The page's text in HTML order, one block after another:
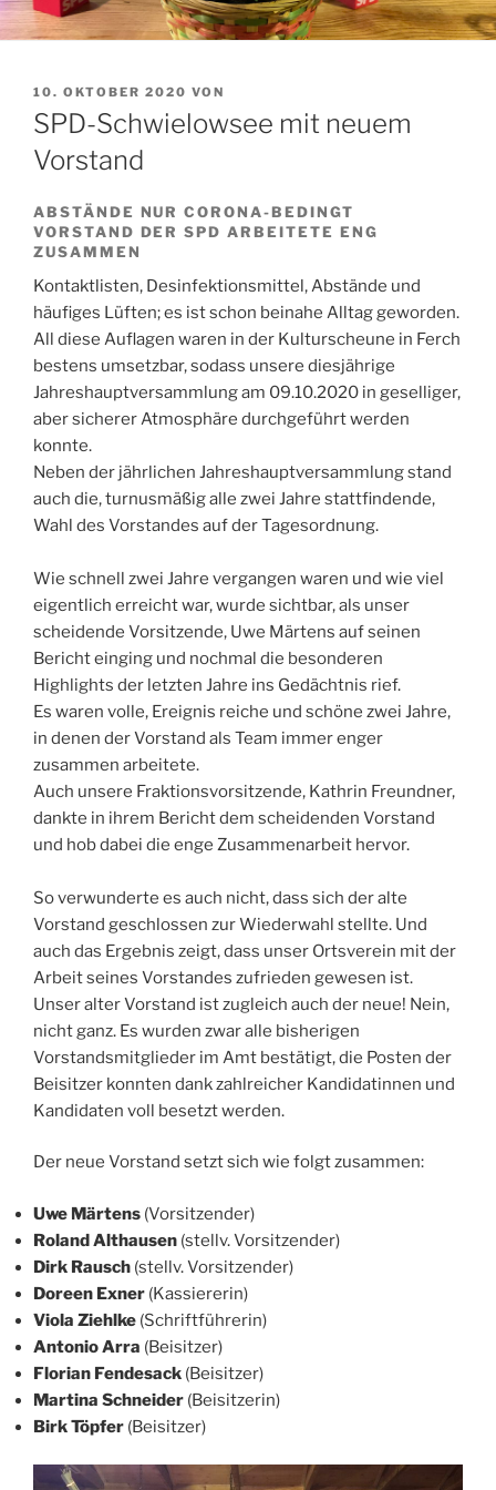
VERÖFFENTLICHT
AM
10. OKTOBER 2020 VON
SPD-Schwielowsee mit neuem
Vorstand
ABSTÄNDE NUR CORONA-BEDINGT
VORSTAND DER SPD ARBEITETE ENG
ZUSAMMEN
Kontaktlisten, Desinfektionsmittel, Abstände und
häufiges Lüften; es ist schon beinahe Alltag geworden.
All diese Auflagen waren in der Kulturscheune in Ferch
bestens umsetzbar, sodass unsere diesjährige
Jahreshauptversammlung am 09.10.2020 in geselliger,
aber sicherer Atmosphäre durchgeführt werden
konnte.
Neben der jährlichen Jahreshauptversammlung stand
auch die, turnusmäßig alle zwei Jahre stattfindende,
Wahl des Vorstandes auf der Tagesordnung.
Wie schnell zwei Jahre vergangen waren und wie viel
eigentlich erreicht war, wurde sichtbar, als unser
scheidende Vorsitzende, Uwe Märtens auf seinen
Bericht einging und nochmal die besonderen
Highlights der letzten Jahre ins Gedächtnis rief.
Es waren volle, Ereignis reiche und schöne zwei Jahre,
in denen der Vorstand als Team immer enger
zusammen arbeitete.
Auch unsere Fraktionsvorsitzende, Kathrin Freundner,
dankte in ihrem Bericht dem scheidenden Vorstand
und hob dabei die enge Zusammenarbeit hervor.
So verwunderte es auch nicht, dass sich der alte
Vorstand geschlossen zur Wiederwahl stellte. Und
auch das Ergebnis zeigt, dass unser Ortsverein mit der
Arbeit seines Vorstandes zufrieden gewesen ist.
Unser alter Vorstand ist zugleich auch der neue! Nein,
nicht ganz. Es wurden zwar alle bisherigen
Vorstandsmitglieder im Amt bestätigt, die Posten der
Beisitzer konnten dank zahlreicher Kandidatinnen und
Kandidaten voll besetzt werden.
Der neue Vorstand setzt sich wie folgt zusammen:
Uwe Märtens (Vorsitzender)
Roland Althausen (stellv. Vorsitzender)
Dirk Rausch (stellv. Vorsitzender)
Doreen Exner (Kassiererin)
Viola Ziehlke (Schriftführerin)
Antonio Arra (Beisitzer)
Florian Fendesack (Beisitzer)
Martina Schneider (Beisitzerin)
Birk Töpfer (Beisitzer)